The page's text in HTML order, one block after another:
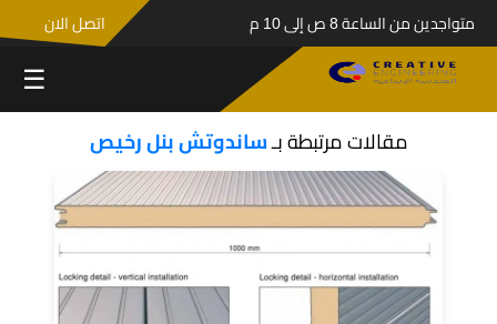
متواجدين من الساعة 8 ص إلى 10 م اتصل الان
☰
مقالات مرتبطة بـساندوتش بنل رخيص